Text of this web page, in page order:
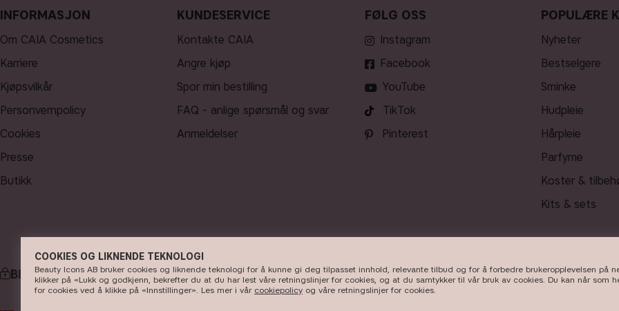
INFORMASJON
Om CAIA Cosmetics
Karriere
Kjøpsvilkår
Personvernpolicy
Cookies
Presse
Butikk
KUNDESERVICE
Kontakte CAIA
Angre kjøp
Spor min bestilling
FAQ - anlige spørsmål og svar
Anmeldelser
FØLG OSS
Instagram
Facebook
YouTube
TikTok
Pinterest
POPULÆRE
nyheter
bestselgere
sminke
hudpleie
hårpleie
parfyme
koster &
kits & sets
BETALING LEVERING
COOKIES OG LIKNENDE TEKNOLOGI
Beauty Icons AB bruker cookies og liknende teknologi for å kunne gi deg tilpasset innhold, relevante tilbud og for å forbedre brukeropplevelsen på
klikker på «Lukk og godkjenn, bekrefter du at du har lest våre retningslinjer for cookies, og at du samtykker til vår bruk av cookies. Du kan når som
for cookies ved å klikke på «Innstillinger». Les mer i vår cookiepolicy og våre ​retningslinjer for cookies​.